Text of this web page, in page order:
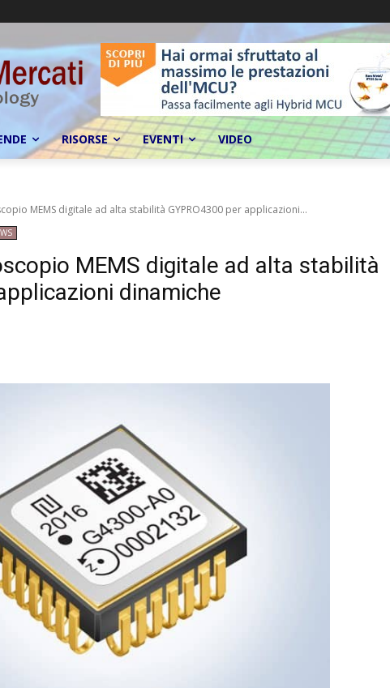
RISORSE EVENTI VIDEO
MEMS digitale ad alta stabilità GYPRO4300 per applicazioni...
MEMS digitale ad alta stabilità
dinamiche